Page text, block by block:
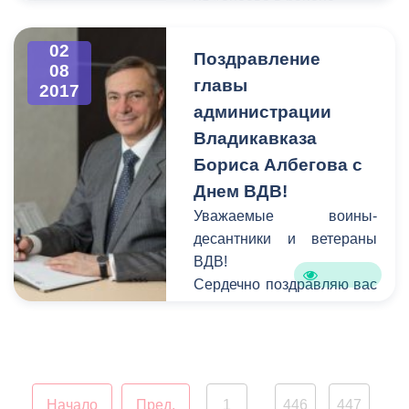
02
08
2017
Поздравление
главы
администрации
Владикавказа
Бориса Албегова с
Днем ВДВ!
Уважаемые воины-
десантники и ветераны
ВДВ!
Сердечно поздравляю вас
Начало
Пред.
1
446 447